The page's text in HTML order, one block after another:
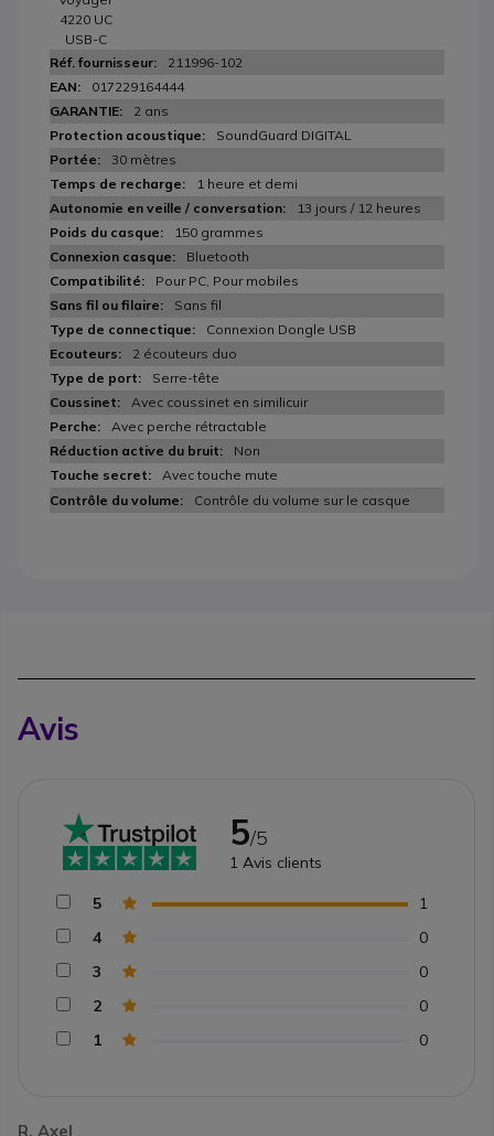
4220 UC
USB-C
211996-102
017229164444
2 ans
SoundGuard DIGITAL
30 mètres
1 heure et demi
13 jours / 12 heures
150 grammes
Bluetooth
Pour PC, Pour mobiles
Sans fil
Connexion Dongle USB
2 écouteurs duo
Serre-tête
Avec coussinet en similicuir
Avec perche rétractable
Non
Avec touche mute
Contrôle du volume sur le casque
Avis
R. Axel
5/5
1 Avis clients
5
1
4
0
3
0
2
0
1
0